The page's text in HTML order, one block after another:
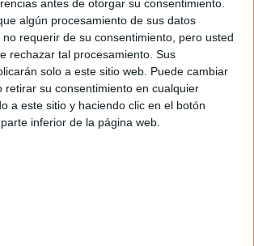
antes de otorgar su consentimiento.
algún procesamiento de sus datos
requerir de su consentimiento, pero usted
rechazar tal procesamiento. Sus
solo a este sitio web. Puede cambiar
retirar su consentimiento en cualquier
a este sitio y haciendo clic en el botón
inferior de la página web.
Crítica de ‘Impetigore (La Mujer
del Infierno)’: La maldición de
los...
Daniel Farriol - 6 abril, 2021